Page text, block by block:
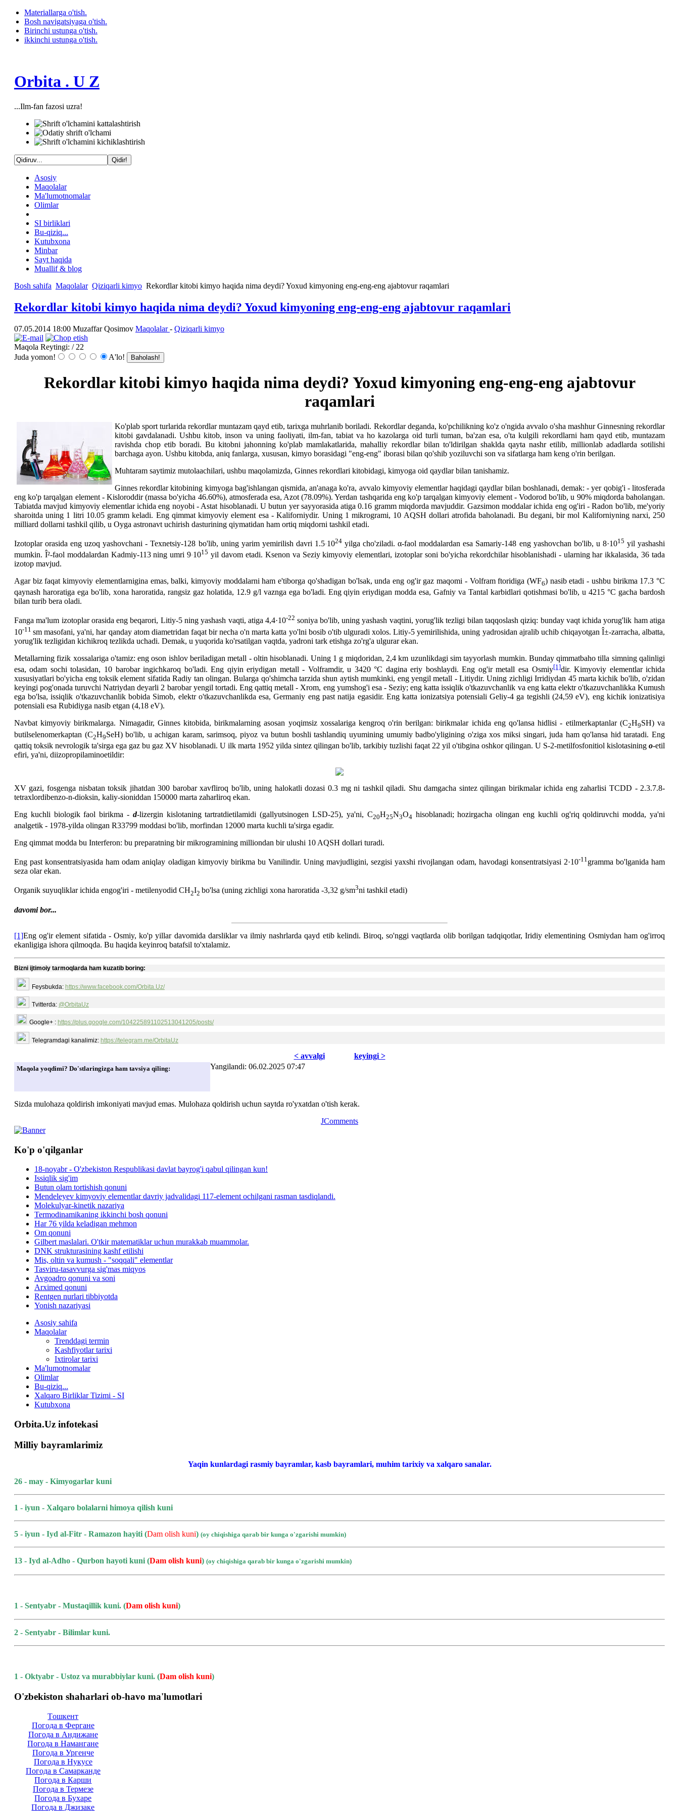
Materiallarga o'tish.
Bosh navigatsiyaga o'tish.
Birinchi ustunga o'tish.
ikkinchi ustunga o'tish.
Orbita . U Z
...Ilm-fan fazosi uzra!
Asosiy
Maqolalar
Ma'lumotnomalar
Olimlar
SI birliklari
Bu-qiziq...
Kutubxona
Minbar
Sayt haqida
Muallif & blog
Bosh sahifa Maqolalar Qiziqarli kimyo Rekordlar kitobi kimyo haqida nima deydi? Yoxud kimyoning eng-eng-eng ajabtovur raqamlari
Rekordlar kitobi kimyo haqida nima deydi? Yoxud kimyoning eng-eng-eng ajabtovur raqamlari
07.05.2014 18:00 Muzaffar Qosimov Maqolalar- Qiziqarli kimyo
Maqola Reytingi: / 22
Juda yomon!
A'lo!
Rekordlar kitobi kimyo haqida nima deydi? Yoxud kimyoning eng-eng-eng ajabtovur
raqamlari
Ko'plab sport turlarida rekordlar muntazam qayd etib, tarixga muhrlanib boriladi. Rekordlar deganda, ko'pchilikning ko'z o'ngida avvalo o'sha mashhur Ginnesning rekordlar
kitobi gavdalanadi. Ushbu kitob, inson va uning faoliyati, ilm-fan, tabiat va ho kazolarga oid turli tuman, ba'zan esa, o'ta kulgili rekordlarni ham qayd etib, muntazam
ravishda chop etib boradi. Bu kitobni jahonning ko'plab mamlakatlarida, mahalliy rekordlar bilan to'ldirilgan shaklda qayta nashr etilib, millionlab adadlarda sotilishi
barchaga ayon. Ushbu kitobda, aniq fanlarga, xususan, kimyo borasidagi "eng-eng" iborasi bilan qo'shib yoziluvchi son va sifatlarga ham keng o'rin berilgan.
Muhtaram saytimiz mutolaachilari, ushbu maqolamizda, Ginnes rekordlari kitobidagi, kimyoga oid qaydlar bilan tanishamiz.
Ginnes rekordlar kitobining kimyoga bag'ishlangan qismida, an'anaga ko'ra, avvalo kimyoviy elementlar haqidagi qaydlar bilan boshlanadi, demak: - yer qobig'i - litosferada
eng ko'p tarqalgan element - Kisloroddir (massa bo'yicha 46.60%), atmosferada esa, Azot (78.09%). Yerdan tashqarida eng ko'p tarqalgan kimyoviy element - Vodorod bo'lib, u 90% miqdorda baholangan.
Tabiatda mavjud kimyoviy elementlar ichida eng noyobi - Astat hisoblanadi. U butun yer sayyorasida atiga 0.16 gramm miqdorda mavjuddir. Gazsimon moddalar ichida eng og'iri - Radon bo'lib, me'yoriy
sharoitda uning 1 litri 10.05 gramm keladi. Eng qimmat kimyoviy element esa - Kaliforniydir. Uning 1 mikrogrami, 10 AQSH dollari atrofida baholanadi. Bu degani, bir mol Kaliforniyning narxi, 250
milliard dollarni tashkil qilib, u Oyga astronavt uchirish dasturining qiymatidan ham ortiq miqdorni tashkil etadi.
Izotoplar orasida eng uzoq yashovchani - Texnetsiy-128 bo'lib, uning yarim yemirilish davri 1.5·1024yilga cho'ziladi. α-faol moddalardan esa Samariy-148 eng yashovchan bo'lib, u 8·1015 yil yashashi
mumkin. Î²-faol moddalardan Kadmiy-113 ning umri 9·1015 yil davom etadi. Ksenon va Seziy kimyoviy elementlari, izotoplar soni bo'yicha rekordchilar hisoblanishadi - ularning har ikkalasida, 36 tada
izotop mavjud.
Agar biz faqat kimyoviy elementlarnigina emas, balki, kimyoviy moddalarni ham e'tiborga qo'shadigan bo'lsak, unda eng og'ir gaz maqomi - Volfram ftoridiga (WF6) nasib etadi - ushbu birikma 17.3 °C
qaynash haroratiga ega bo'lib, xona haroratida, rangsiz gaz holatida, 12.9 g/l vaznga ega bo'ladi. Eng qiyin eriydigan modda esa, Gafniy va Tantal karbidlari qotishmasi bo'lib, u 4215 °C gacha bardosh
bilan turib bera oladi.
Fanga ma'lum izotoplar orasida eng beqarori, Litiy-5 ning yashash vaqti, atiga 4,4·10-22 soniya bo'lib, uning yashash vaqtini, yorug'lik tezligi bilan taqqoslash qiziq: bunday vaqt ichida yorug'lik ham atiga
10-11 sm masofani, ya'ni, har qanday atom diametridan faqat bir necha o'n marta katta yo'lni bosib o'tib ulguradi xolos. Litiy-5 yemirilishida, uning yadrosidan ajralib uchib chiqayotgan Î±-zarracha, albatta,
yorug'lik tezligidan kichikroq tezlikda uchadi. Demak, u yuqorida ko'rsatilgan vaqtda, yadroni tark etishga zo'rg'a ulgurar ekan.
Metallarning fizik xossalariga o'tamiz: eng oson ishlov beriladigan metall - oltin hisoblanadi. Uning 1 g miqdoridan, 2,4 km uzunlikdagi sim tayyorlash mumkin. Bunday qimmatbaho tilla simning qalinligi
esa, odam sochi tolasidan, 10 barobar ingichkaroq bo'ladi. Eng qiyin eriydigan metall - Volframdir, u 3420 °C dagina eriy boshlaydi. Eng og'ir metall esa Osmiy[1]dir. Kimyoviy elementlar ichida
xususiyatlari bo'yicha eng toksik element sifatida Radiy tan olingan. Bularga qo'shimcha tarzida shun aytish mumkinki, eng yengil metall - Litiydir. Uning zichligi Irridiydan 45 marta kichik bo'lib, o'zidan
keyingi pog'onada turuvchi Natriydan deyarli 2 barobar yengil tortadi. Eng qattiq metall - Xrom, eng yumshog'i esa - Seziy; eng katta issiqlik o'tkazuvchanlik va eng katta elektr o'tkazuvchanlikka Kumush
ega bo'lsa, issiqlik o'tkazuvchanlik bobida Simob, elektr o'tkazuvchanlikda esa, Germaniy eng past natija egasidir. Eng katta ionizatsiya potensiali Geliy-4 ga tegishli (24,59 eV), eng kichik ionizatisiya
potensiali esa Rubidiyga nasib etgan (4,18 eV).
Navbat kimyoviy birikmalarga. Nimagadir, Ginnes kitobida, birikmalarning asosan yoqimsiz xossalariga kengroq o'rin berilgan: birikmalar ichida eng qo'lansa hidlisi - etilmerkaptanlar (C2H9SH) va
butilselenomerkaptan (C2H9SeH) bo'lib, u achigan karam, sarimsoq, piyoz va butun boshli tashlandiq uyumining umumiy badbo'yligining o'ziga xos miksi singari, juda ham qo'lansa hid taratadi. Eng
qattiq toksik nevrologik ta'sirga ega gaz bu gaz XV hisoblanadi. U ilk marta 1952 yilda sintez qilingan bo'lib, tarkibiy tuzlishi faqat 22 yil o'tibgina oshkor qilingan. U S-2-metilfosfonitiol kislotasiningo-etil
efiri, ya'ni, diizopropilaminoetildir:
XV gazi, fosgenga nisbatan toksik jihatdan 300 barobar xavfliroq bo'lib, uning halokatli dozasi 0.3 mg ni tashkil qiladi. Shu damgacha sintez qilingan birikmalar ichida eng zaharlisi TCDD - 2.3.7.8-
tetraxlordibenzo-n-dioksin, kaliy-sioniddan 150000 marta zaharliroq ekan.
Eng kuchli biologik faol birikma - d-lizergin kislotaning tartratdietilamidi (gallyutsinogen LSD-25), ya'ni, C20H25N3O4 hisoblanadi; hozirgacha olingan eng kuchli og'riq qoldiruvchi modda, ya'ni
analgetik - 1978-yilda olingan R33799 moddasi bo'lib, morfindan 12000 marta kuchli ta'sirga egadir.
Eng qimmat modda bu Interferon: bu preparatning bir mikrogramining milliondan bir ulushi 10 AQSH dollari turadi.
Eng past konsentratsiyasida ham odam aniqlay oladigan kimyoviy birikma bu Vanilindir. Uning mavjudligini, sezgisi yaxshi rivojlangan odam, havodagi konsentratsiyasi 2·10-11 gramma bo'lganida ham
seza olar ekan.
Organik suyuqliklar ichida engog'iri - metilenyodid CH2I2 bo'lsa (uning zichligi xona haroratida -3,32 g/sm3ni tashkil etadi)
davomi bor...
[1]Eng og'ir element sifatida - Osmiy, ko'p yillar davomida darsliklar va ilmiy nashrlarda qayd etib kelindi. Biroq, so'nggi vaqtlarda olib borilgan tadqiqotlar, Iridiy elementining Osmiydan ham og'irroq
ekanligiga ishora qilmoqda. Bu haqida keyinroq batafsil to'xtalamiz.
Bizni ijtimoiy tarmoqlarda ham kuzatib boring:
Feysbukda: https://www.facebook.com/Orbita.Uz/
Tvitterda: @OrbitaUz
Google+ : https://plus.google.com/104225891102513041205/posts/
Telegramdagi kanalimiz: https://telegram.me/OrbitaUz
< avvаlgi
kеyingi >
Yangilаndi: 06.02.2025 07:47
Maqola yoqdimi? Do'stlaringizga ham tavsiya qiling:
Sizda mulohaza qoldirish imkoniyati mavjud emas. Mulohaza qoldirish uchun saytda ro'yxatdan o'tish kerak.
JComments
Ko'p o'qilganlar
18-noyabr - O'zbekiston Respublikasi davlat bayrog'i qabul qilingan kun!
Issiqlik sig'im
Butun olam tortishish qonuni
Mendeleyev kimyoviy elementlar davriy jadvalidagi 117-element ochilgani rasman tasdiqlandi.
Molekulyar-kinetik nazariya
Termodinamikaning ikkinchi bosh qonuni
Har 76 yilda keladigan mehmon
Om qonuni
Gilbert maslalari. O'tkir matematiklar uchun murakkab muammolar.
DNK strukturasining kashf etilishi
Mis, oltin va kumush - "soqqali" elementlar
Tasviru-tasavvurga sig'mas miqyos
Avgoadro qonuni va soni
Arximed qonuni
Rentgen nurlari tibbiyotda
Yonish nazariyasi
Asosiy sahifa
Maqolalar
Trenddagi termin
Kashfiyotlar tarixi
Ixtirolar tarixi
Ma'lumotnomalar
Olimlar
Bu-qiziq...
Xalqaro Birliklar Tizimi - SI
Kutubxona
Orbita.Uz infotekasi
Milliy bayramlarimiz
Yaqin kunlardagi rasmiy bayramlar, kasb bayramlari, muhim tarixiy va xalqaro sanalar.
26 - may - Kimyogarlar kuni
1 - iyun - Xalqaro bolalarni himoya qilish kuni
5 - iyun - Iyd al-Fitr - Ramazon hayiti (Dam olish kuni) (oy chiqishiga qarab bir kunga o'zgarishi mumkin)
13 - Iyd al-Adho - Qurbon hayoti kuni (Dam olish kuni) (oy chiqishiga qarab bir kunga o'zgarishi mumkin)
1 - Sentyabr - Mustaqillik kuni. (Dam olish kuni)
2 - Sentyabr - Bilimlar kuni.
1 - Oktyabr - Ustoz va murabbiylar kuni. (Dam olish kuni)
O'zbekiston shaharlari ob-havo ma'lumotlari
Тoшкент
Погода в Фергане
Погода в Андижане
Погода в Намангане
Погода в Ургенче
Погода в Нукусе
Погода в Самарканде
Погода в Карши
Погода в Термезе
Погода в Бухаре
Погода в Джизаке